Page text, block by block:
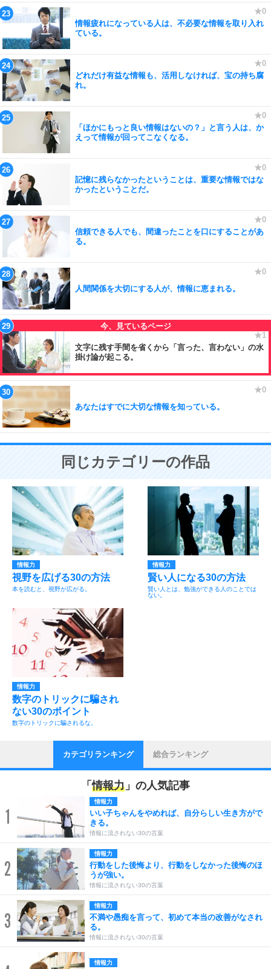
情報疲れになっている人は、不必要な情報を取り入れ
ている。
どれだけ有益な情報も、活用しなければ、宝の持ち腐
れ。
「ほかにもっと良い情報はないの？」と言う人は、か
えって情報が回ってこなくなる。
記憶に残らなかったということは、重要な情報ではな
かったということだ。
信頼できる人でも、間違ったことを口にすることがあ
る。
人間関係を大切にする人が、情報に恵まれる。
文字に残す手間を省くから「言った、言わない」の水
掛け論が起こる。
あなたはすでに大切な情報を知っている。
同じカテゴリーの作品
情報力
視野を広げる30の方法
本を読むと、視野が広がる。
情報力
賢い人になる30の方法
賢い人とは、勉強ができる人のことでは
ない。
情報力
数字のトリックに騙され
ない30のポイント
数字のトリックに騙されるな。
カテゴリランキング 総合ランキング
「情報力 」の人気記事
1
情報力
いい子ちゃんをやめれば、自分らしい生き方がで
きる。
情報に流されない30の言葉
2
情報力
行動をした後悔より、行動をしなかった後悔のほ
うが強い。
情報に流されない30の言葉
3
情報力
不満や愚痴を言って、初めて本当の改善がなされ
る。
情報に流されない30の言葉
情報力